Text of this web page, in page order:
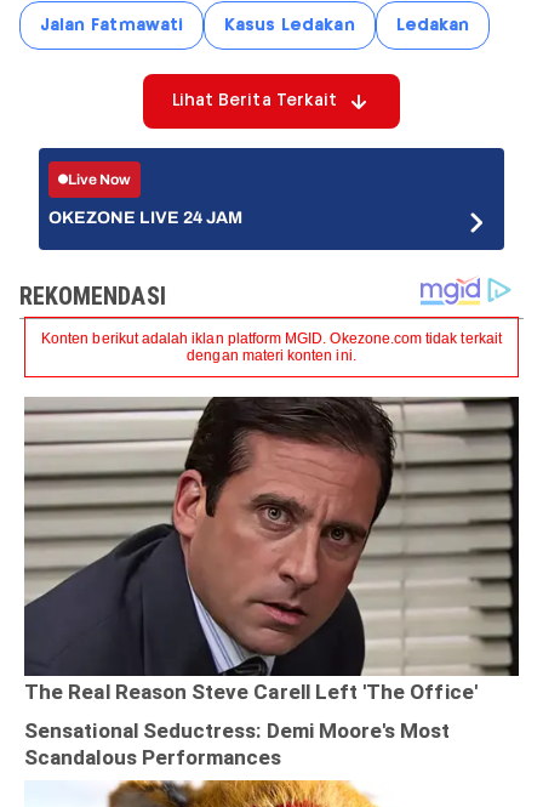
Jalan Fatmawati Kasus Ledakan Ledakan
Lihat Berita Terkait
Live Now
OKEZONE LIVE 24 JAM